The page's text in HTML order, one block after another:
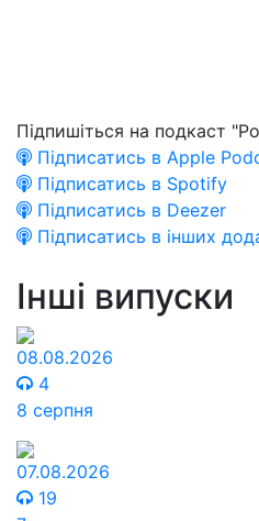
Підпишіться на подкаст
Підписатись в Apple
Підписатись в Spotify
Підписатись в Deezer
Підписатись в інших
Інші випуски
08.08.2026
4
8 серпня
07.08.2026
19